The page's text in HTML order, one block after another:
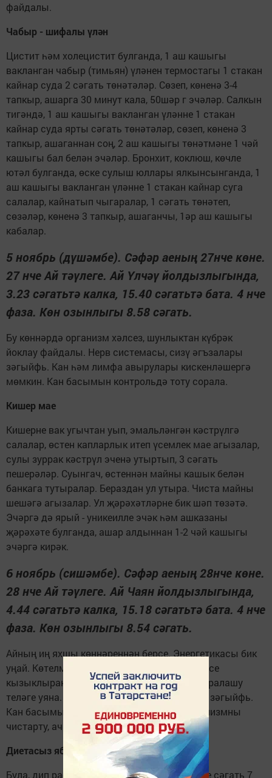
файдалы.
Чабыр - шифалы үлән
Цистит һәм холецистит булганда, 1 аш кашыгы
вакланган чабыр (тимьян) үләнен термостагы 1 стакан
кайнар суда 2 сәгать төнәтәләр. Сөзеп, көненә 3-4
тапкыр, ашарга 30 минут кала, 50шәр г эчәләр. Салкын
тигәндә, 1 аш кашыгы вакланган үләнне 1 стакан
кайнар суда ярты сәгать төнәтәләр, сөзеп, көненә 3
тапкыр, ашаганнан соң, 2 аш кашыгы төнәтмәне 1 чәй
кашыгы бал белән эчәләр. Бронхит, коклюш, көчле
ютәл булганда, өске сулыш юллары ялкынсынганда, 1
аш кашыгы вакланган үләнне 1 стакан кайнар суга
салалар, кайнатып чыгаралар, 1 сәгать төнәтеп,
сөзәләр, көненә 3 тапкыр, ашаганчы, 1әр аш кашыгы
кабалар.
5 ноябрь (дүшәмбе). Сәфәр аеның 27нче көне.
27 нче Ай тәүлеге. Ай Үлчәү йолдызлыгында,
3.23 сәгатьтә калка, 15.40 сәгатьтә бата. 4 нче
фаза. Көн озынлыгы 8.58 сәгать.
Бу көннәрдә организм хәлсез, шунлыктан күбрәк
йоклау файдалы. Нерв системасы, сизү әгъзалары
зәгыйфь. Кан һәм лимфа авырулары кискенләшергә
мөмкин. Кан басымын контрольдә тоту сорала.
Кишер мае
Кишерне вак угычтан уып, эмальләнгән кәстрүлгә
салалар, өстен капларлык итеп үсемлек мае агызалар,
сулы зуррак кәстрүл эченә утыртып, 3 сәгать
пешерәләр. Суынгач, өстеннән майны кашык белән
банкага тутыралар. Бераздан ул утыра. Чиста майны
шешәгә агызалар. Ул җәрәхәтләрне бик шәп төзәтә.
Эчәргә дә ярый - уникеилле эчәк һәм ашказаны
җәрәхәте булганда, ашар алдыннан 1-2 чәй кашыгы
эчәргә кирәк.
6 ноябрь (сишәмбе). Сәфәр аеның 28нче көне.
28 нче Ай тәүлеге. Ай Чаян йолдызлыгында,
4.44 сәгатьтә калка, 15.18 сәгатьтә бата. 4 нче
фаза. Көн озынлыгы 8.54 сәгать.
Айның иң яхшы көннәреннән берсе. Энергетикасы бик
уңай. Көтелмәгән очрашулар берсеннән-берсе
кызыклырак булачак. Хисләр тернәкләнә, аралашу
теләге уяна. Сизү әгъзалары, аеруча күзләр зәгыйфь.
Кан басымын контрольдә тоту зарур. Организмны
чистарту, ач тору уңай нәтиҗә бирә.
Диетасыз ябыгып буламы?
Була, дип раслый халык медицинасы. Кичке сәгать 7